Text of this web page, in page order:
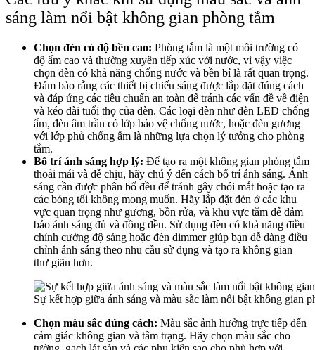
sáng làm nổi bật không gian phòng tắm
Chọn đèn có độ bền cao: Phòng tắm là một môi trường có
độ ẩm cao và thường xuyên tiếp xúc với nước, vì vậy việc
chọn đèn có khả năng chống nước và bền bỉ là rất quan trọng.
Đảm bảo rằng các thiết bị chiếu sáng được lắp đặt đúng cách
và đáp ứng các tiêu chuẩn an toàn để tránh các vấn đề về điện
và kéo dài tuổi thọ của đèn. Các loại đèn như đèn LED chống
ẩm, đèn âm trần có lớp bảo vệ chống nước, hoặc đèn gương
với lớp phủ chống ẩm là những lựa chọn lý tưởng cho phòng
tắm.
Bố trí ánh sáng hợp lý: Để tạo ra một không gian phòng tắm
thoải mái và dễ chịu, hãy chú ý đến cách bố trí ánh sáng. Ánh
sáng cần được phân bố đều để tránh gây chói mắt hoặc tạo ra
các bóng tối không mong muốn. Hãy lắp đặt đèn ở các khu
vực quan trọng như gương, bồn rửa, và khu vực tắm để đảm
bảo ánh sáng đủ và đồng đều. Sử dụng đèn có khả năng điều
chỉnh cường độ sáng hoặc đèn dimmer giúp bạn dễ dàng điều
chỉnh ánh sáng theo nhu cầu sử dụng và tạo ra không gian
thư giãn hơn.
Sự kết hợp giữa ánh sáng và màu sắc làm nổi bật không gian
Chọn màu sắc đúng cách: Màu sắc ảnh hưởng trực tiếp đến
cảm giác không gian và tâm trạng. Hãy chọn màu sắc cho